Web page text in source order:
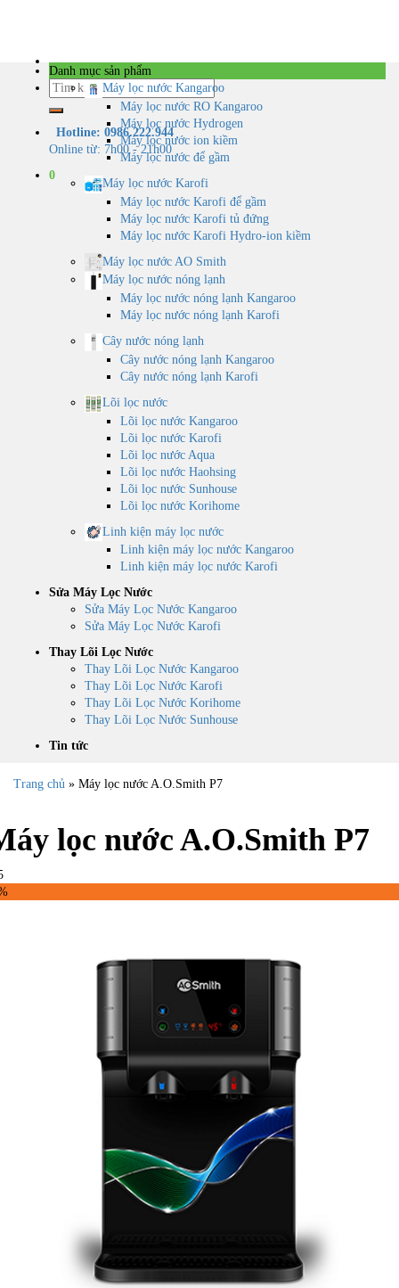
Tìm
Hotline: 0986.222.944
Online từ: 7h00 - 21h00
0
Danh mục sản phẩm
Máy lọc nước Kangaroo
Máy lọc nước RO Kangaroo
Máy lọc nước Hydrogen
Máy lọc nước ion kiềm
Máy lọc nước để gầm
Máy lọc nước Karofi
Máy lọc nước Karofi để gầm
Máy lọc nước Karofi tủ đứng
Máy lọc nước Karofi Hydro-ion kiềm
Máy lọc nước AO Smith
Máy lọc nước nóng lạnh
Máy lọc nước nóng lạnh Kangaroo
Máy lọc nước nóng lạnh Karofi
Cây nước nóng lạnh
Cây nước nóng lạnh Kangaroo
Cây nước nóng lạnh Karofi
Lõi lọc nước
Lõi lọc nước Kangaroo
Lõi lọc nước Karofi
Lõi lọc nước Aqua
Lõi lọc nước Haohsing
Lõi lọc nước Sunhouse
Lõi lọc nước Korihome
Linh kiện máy lọc nước
Linh kiện máy lọc nước Kangaroo
Linh kiện máy lọc nước Karofi
Sửa Máy Lọc Nước
Sửa Máy Lọc Nước Kangaroo
Sửa Máy Lọc Nước Karofi
Thay Lõi Lọc Nước
Thay Lõi Lọc Nước Kangaroo
Thay Lõi Lọc Nước Karofi
Thay Lõi Lọc Nước Korihome
Thay Lõi Lọc Nước Sunhouse
Tin tức
Trang chủ » Máy lọc nước A.O.Smith P7
lọc nước A.O.Smith P7